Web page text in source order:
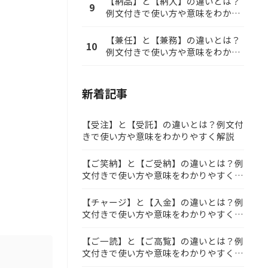
9
例文付きで使い方や意味をわかり
10
【兼任】と【兼務】の違いとは？
例文付きで使い方や意味をわかり
新着記事
【受注】と【受託】の違いとは？例文付
きで使い方や意味をわかりやすく解説
【ご笑納】と【ご受納】の違いとは？例
文付きで使い方や意味をわかりやすく解
【チャージ】と【入金】の違いとは？例
文付きで使い方や意味をわかりやすく解
【ご一読】と【ご高覧】の違いとは？例
文付きで使い方や意味をわかりやすく解